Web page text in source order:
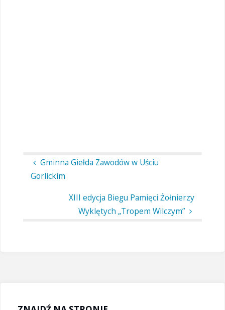
Gminna Giełda Zawodów w Uściu
Gorlickim
XIII edycja Biegu Pamięci Żołnierzy
Wyklętych „Tropem Wilczym”